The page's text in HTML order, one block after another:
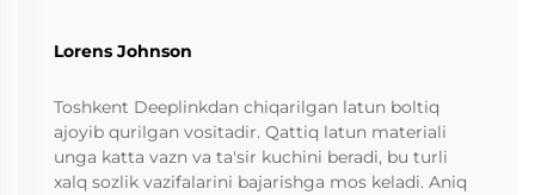
Lorens Johnson
Toshkent Deeplinkdan chiqarilgan latun boltiq
ajoyib qurilgan vositadir. Qattiq latun materiali
unga katta vazn va ta'sir kuchini beradi, bu turli
xalq sozlik vazifalarini bajarishga mos keladi. Aniq